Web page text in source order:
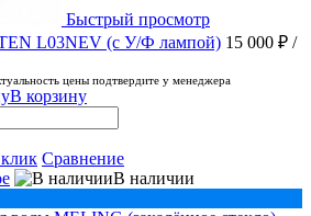
Быстрый просмотр
L03NEV (с У/Ф лампой) 15 000 ₽ /
цены подтвердите у менеджера
В корзину
Сравнение
В наличии